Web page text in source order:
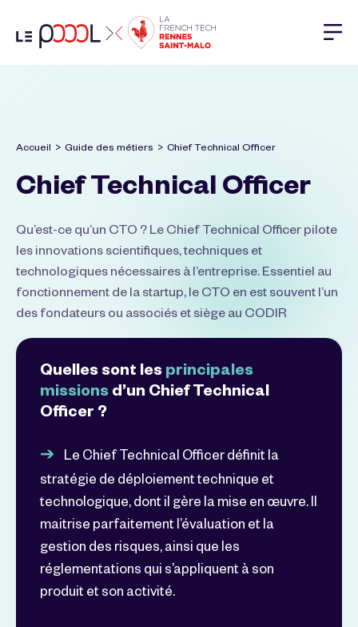
Aller au contenu
Accueil > Guide des métiers > Chief Technical Officer
Chief Technical Officer
Qu’est-ce qu’un CTO ? Le Chief Technical Officer pilote
les innovations scientifiques, techniques et
technologiques nécessaires à l’entreprise. Essentiel au
fonctionnement de la startup, le CTO en est souvent l’un
des fondateurs ou associés et siège au CODIR
Quelles sont les principales
missions d’un Chief Technical
Officer ?
Le Chief Technical Officer définit la
stratégie de déploiement technique et
technologique, dont il gère la mise en œuvre. Il
maitrise parfaitement l’évaluation et la
gestion des risques, ainsi que les
réglementations qui s’appliquent à son
produit et son activité.